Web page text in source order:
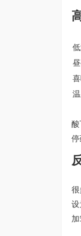
酸
停
很
设